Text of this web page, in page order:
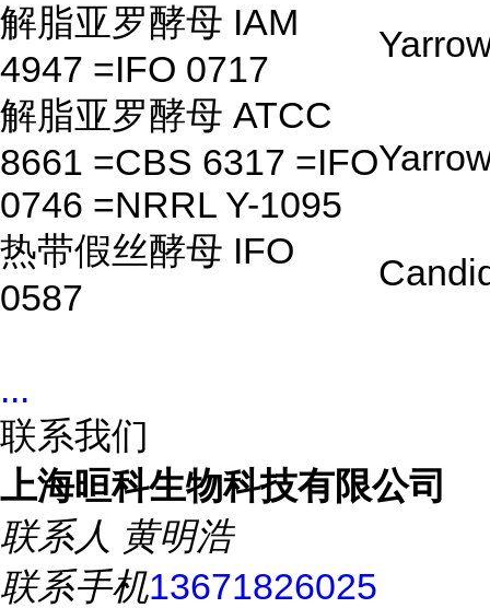
解脂亚罗酵母 IAM
4947 =IFO 0717
解脂亚罗酵母 ATCC
8661 =CBS 6317 =IFO
0746 =NRRL Y-1095
热带假丝酵母 IFO
0587
...
联系我们
上海晅科生物科技有限公司
联系人 黄明浩
联系手机13671826025